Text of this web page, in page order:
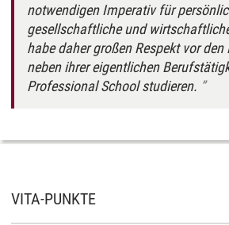
notwendigen Imperativ für
gesellschaftliche und
habe daher großen Respekt vor den
neben ihrer eigentlichen
Professional School studieren.
VITA-PUNKTE